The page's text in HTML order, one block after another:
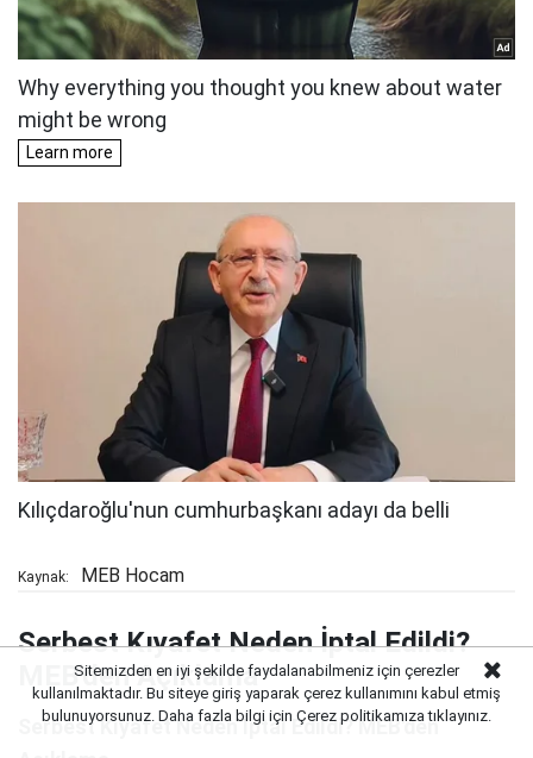
Kaynak: MEB Hocam
Serbest Kıyafet Neden İptal Edildi?
MEB'den Açıklama
Serbest Kıyafet Neden İptal Edildi? MEB'den
Sitemizden en iyi şekilde faydalanabilmeniz için çerezler
kullanılmaktadır. Bu siteye giriş yaparak çerez kullanımını kabul etmiş
bulunuyorsunuz. Daha fazla bilgi için Çerez politikamızatıklayınız.